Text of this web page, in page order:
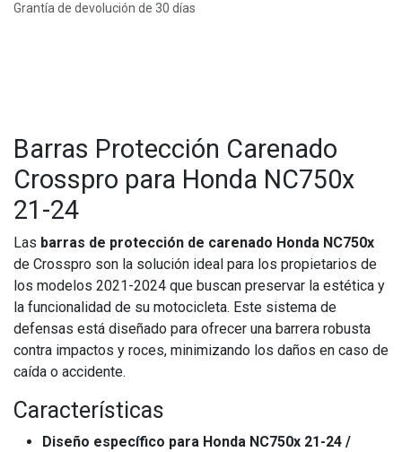
Grantía de devolución de 30 días
Barras Protección Carenado
Crosspro para Honda NC750x
21-24
Las barras de protección de carenado Honda NC750x
de Crosspro son la solución ideal para los propietarios de
los modelos 2021-2024 que buscan preservar la estética y
la funcionalidad de su motocicleta. Este sistema de
defensas está diseñado para ofrecer una barrera robusta
contra impactos y roces, minimizando los daños en caso de
caída o accidente.
Características
Diseño específico para Honda NC750x 21-24 /